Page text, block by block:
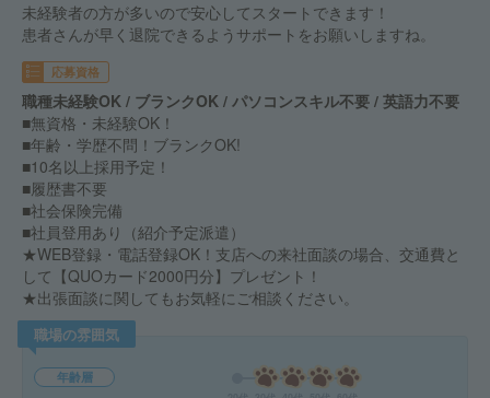
未経験者の方が多いので安心してスタートできます！
患者さんが早く退院できるようサポートをお願いしますね。
応募資格
職種未経験OK / ブランクOK / パソコンスキル不要 / 英語力不要
■無資格・未経験OK！
■年齢・学歴不問！ブランクOK!
■10名以上採用予定！
■履歴書不要
■社会保険完備
■社員登用あり（紹介予定派遣）
★WEB登録・電話登録OK！支店への来社面談の場合、交通費と
して【QUOカード2000円分】プレゼント！
★出張面談に関してもお気軽にご相談ください。
職場の雰囲気
年齢層